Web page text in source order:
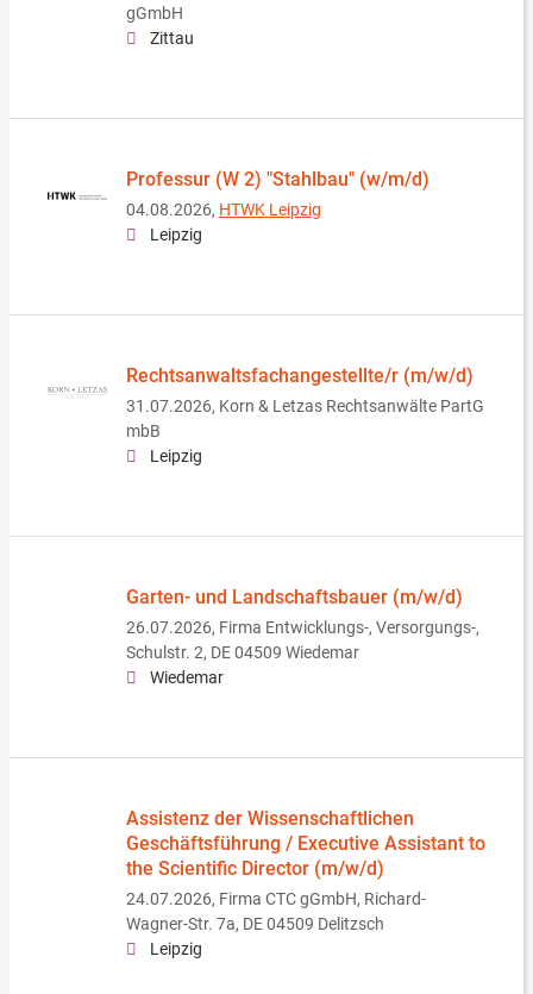
gGmbH
Zittau
Professur (W 2) "Stahlbau" (w/m/d)
04.08.2026, HTWK Leipzig
Leipzig
Rechtsanwaltsfachangestellte/r (m/w/d)
31.07.2026, Korn & Letzas Rechtsanwälte PartG
mbB
Leipzig
Garten- und Landschaftsbauer (m/w/d)
26.07.2026, Firma Entwicklungs-, Versorgungs-,
Schulstr. 2, DE 04509 Wiedemar
Wiedemar
Assistenz der Wissenschaftlichen
Geschäfts­führung / Executive Assistant to
the Scientific Director (m/w/d)
24.07.2026, Firma CTC gGmbH, Richard-
Wagner-Str. 7a, DE 04509 Delitzsch
Leipzig